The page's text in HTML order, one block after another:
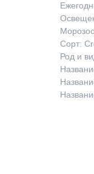
Сорт:
Род и